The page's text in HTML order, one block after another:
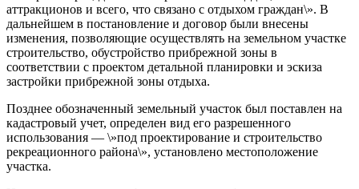
аттракционов и всего, что связано с отдыхом граждан\». В
дальнейшем в постановление и договор были внесены
изменения, позволяющие осуществлять на земельном участке
строительство, обустройство прибрежной зоны в
соответствии с проектом детальной планировки и эскиза
застройки прибрежной зоны отдыха.
Позднее обозначенный земельный участок был поставлен на
кадастровый учет, определен вид его разрешенного
использования — \»под проектирование и строительство
рекреационного района\», установлено местоположение
участка.